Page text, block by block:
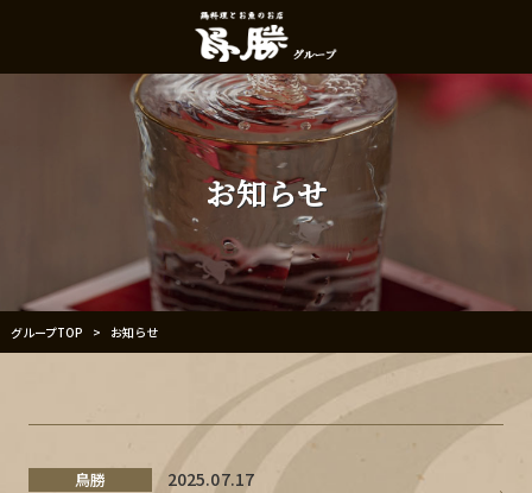
お知らせ
グループTOP > お知らせ
鳥勝 2025.07.17